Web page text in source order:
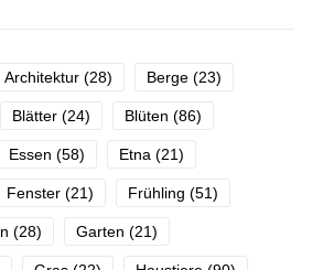
Architektur (28) Berge (23)
Blätter (24) Blüten (86)
Essen (58) Etna (21)
Fenster (21) Frühling (51)
(28) Garten (21)